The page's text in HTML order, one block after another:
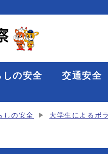
しの安全 交通安全
しの安全 大学生によるボ